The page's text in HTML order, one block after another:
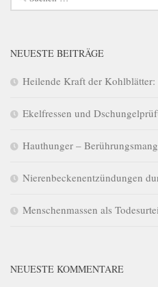
nach:
NEUESTE BEITRÄGE
Heilende Kraft der
Ekelfressen und
Hauthunger –
Nierenbeckenentzündungen
Menschenmassen als
NEUESTE KOMMENTARE